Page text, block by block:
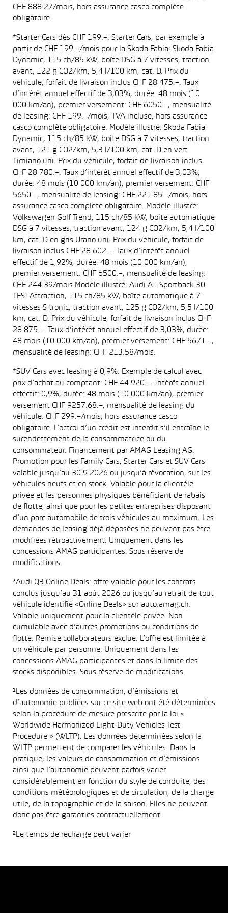
CHF 888.27/mois, hors assurance casco complète
obligatoire.
*Starter Cars dès CHF 199.–: Starter Cars, par exemple à
partir de CHF 199.–/mois pour la Skoda Fabia: Skoda Fabia
Dynamic, 115 ch/85 kW, boîte DSG à 7 vitesses, traction
avant, 122 g CO2/km, 5,4 l/100 km, cat. D. Prix du
véhicule, forfait de livraison inclus CHF 28 475.–. Taux
d’intérêt annuel effectif de 3,03%, durée: 48 mois (10
000 km/an), premier versement: CHF 6050.–, mensualité
de leasing: CHF 199.–/mois, TVA incluse, hors assurance
casco complète obligatoire. Modèle illustré: Skoda Fabia
Dynamic, 115 ch/85 kW, boîte DSG à 7 vitesses, traction
avant, 121 g CO2/km, 5,3 l/100 km, cat. D en vert
Timiano uni. Prix du véhicule, forfait de livraison inclus
CHF 28 780.–. Taux d’intérêt annuel effectif de 3,03%,
durée: 48 mois (10 000 km/an), premier versement: CHF
5650.–, mensualité de leasing: CHF 221.85.–/mois, hors
assurance casco complète obligatoire. Modèle illustré:
Volkswagen Golf Trend, 115 ch/85 kW, boîte automatique
DSG à 7 vitesses, traction avant, 124 g CO2/km, 5,4 l/100
km, cat. D en gris Urano uni. Prix du véhicule, forfait de
livraison inclus CHF 28 602.–. Taux d’intérêt annuel
effectif de 1,92%, durée: 48 mois (10 000 km/an),
premier versement: CHF 6500.–, mensualité de leasing:
CHF 244.39/mois Modèle illustré: Audi A1 Sportback 30
TFSI Attraction, 115 ch/85 kW, boîte automatique à 7
vitesses S tronic, traction avant, 125 g CO2/km, 5,5 l/100
km, cat. D. Prix du véhicule, forfait de livraison inclus CHF
28 875.–. Taux d’intérêt annuel effectif de 3,03%, durée:
48 mois (10 000 km/an), premier versement: CHF 5671.–,
mensualité de leasing: CHF 213.58/mois.
*SUV Cars avec leasing à 0,9%: Exemple de calcul avec
prix d’achat au comptant: CHF 44 920.–. Intérêt annuel
effectif: 0,9%, durée: 48 mois (10 000 km/an), premier
versement CHF 9257.68.–, mensualité de leasing du
véhicule: CHF 299.–/mois, hors assurance casco
obligatoire. L’octroi d’un crédit est interdit s’il entraîne le
surendettement de la consommatrice ou du
consommateur. Financement par AMAG Leasing AG.
Promotion pour les Family Cars, Starter Cars et SUV Cars
valable jusqu’au 30.9.2026 ou jusqu’à révocation, sur les
véhicules neufs et en stock. Valable pour la clientèle
privée et les personnes physiques bénéficiant de rabais
de flotte, ainsi que pour les petites entreprises disposant
d’un parc automobile de trois véhicules au maximum. Les
demandes de leasing déjà déposées ne peuvent pas être
modifiées rétroactivement. Uniquement dans les
concessions AMAG participantes. Sous réserve de
modifications.
*Audi Q3 Online Deals: offre valable pour les contrats
conclus jusqu’au 31 août 2026 ou jusqu’au retrait de tout
véhicule identifié «Online Deals» sur auto.amag.ch.
Valable uniquement pour la clientèle privée. Non
cumulable avec d’autres promotions ou conditions de
flotte. Remise collaborateurs exclue. L’offre est limitée à
un véhicule par personne. Uniquement dans les
concessions AMAG participantes et dans la limite des
stocks disponibles. Sous réserve de modifications.
¹Les données de consommation, d’émissions et
d’autonomie publiées sur ce site web ont été déterminées
selon la procédure de mesure prescrite par la loi «
Worldwide Harmonized Light-Duty Vehicles Test
Procedure » (WLTP). Les données déterminées selon la
WLTP permettent de comparer les véhicules. Dans la
pratique, les valeurs de consommation et d’émissions
ainsi que l’autonomie peuvent parfois varier
considérablement en fonction du style de conduite, des
conditions météorologiques et de circulation, de la charge
utile, de la topographie et de la saison. Elles ne peuvent
donc pas être garanties contractuellement.
²Le temps de recharge peut varier